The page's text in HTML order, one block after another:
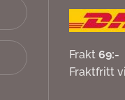
Frakt 69:-
Fraktfritt